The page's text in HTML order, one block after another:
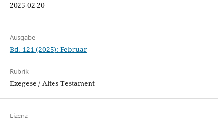
2025-02-20
Ausgabe
Bd. 121 (2025): Februar
Rubrik
Exegese / Altes Testament
Lizenz